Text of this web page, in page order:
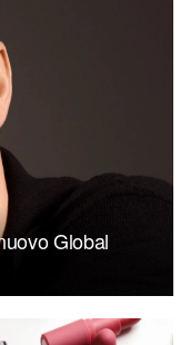
Global